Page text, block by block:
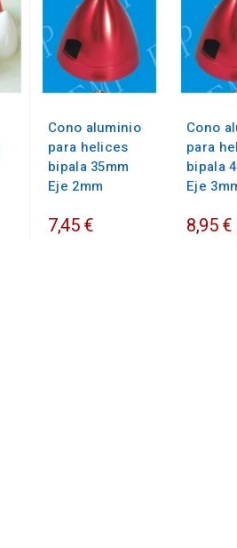
Cono aluminio
para helices
bipala 35mm
Eje 2mm
7,45 €
Cono
para
bipala
Eje
8,95 €